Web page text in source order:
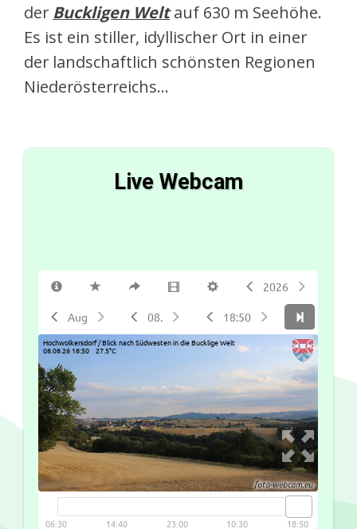
der Buckligen Weltauf 630 m Seehöhe.
Es ist ein stiller, idyllischer Ort in einer
der landschaftlich schönsten Regionen
Niederösterreichs...
Live Webcam